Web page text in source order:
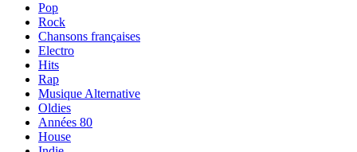
Pop
Rock
Chansons françaises
Electro
Hits
Rap
Musique Alternative
Oldies
Années 80
House